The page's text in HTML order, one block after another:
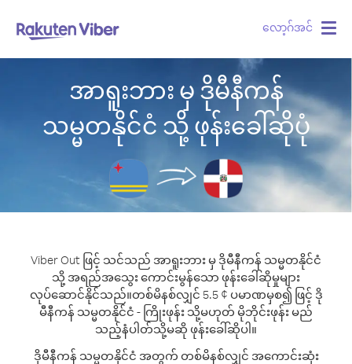
လော့ဂ်အင်
အာရူးဘား မှ ဒိုမီနီကန်
သမ္မတနိုင်ငံ သို့ ဖုန်းခေါ်ဆိုပုံ
Viber Out ဖြင့် သင်သည် အာရူးဘား မှ ဒိုမီနီကန် သမ္မတနိုင်ငံ
သို့ အရည်အသွေး ကောင်းမွန်သော ဖုန်းခေါ်ဆိုမှုများ
လုပ်ဆောင်နိုင်သည်။တစ်မိနစ်လျှင် 5.5 ¢ ပမာဏမှစ၍ ဖြင့် ဒို
မီနီကန် သမ္မတနိုင်ငံ - ကြိုးဖုန်း သို့မဟုတ် မိုဘိုင်းဖုန်း မည်
သည့်နံပါတ်သို့မဆို ဖုန်းခေါ်ဆိုပါ။
ဒိုမီနီကန် သမ္မတနိုင်ငံ အတွက် တစ်မိနစ်လျှင် အကောင်းဆုံး